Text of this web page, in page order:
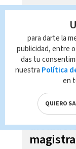
Laura
para darte la
publicidad, entre
das tu
nuestra Política
en
QUIERO